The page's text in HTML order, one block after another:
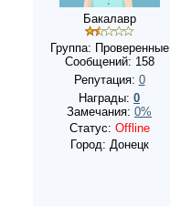
Бакалавр
Группа: Проверенные
Сообщений: 158
Репутация: 0
Награды: 0
Замечания: 0%
Статус: Offline
Город: Донецк